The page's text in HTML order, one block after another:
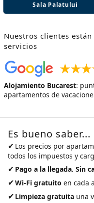
Sala Palatului
Nuestros clientes
servicios
Alojamiento Bucarest:
apartamentos de
Es bueno saber...
✔ Los precios por
todos los impuestos y
✔ Pago a la llegada. Sin
✔Wi-Fi gratuito en cada
✔ Limpieza gratuita una